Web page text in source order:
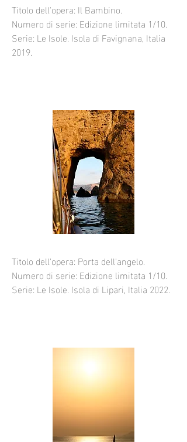
Titolo dell'opera: Il Bambino.
Numero di serie: Edizione limitata 1/10.
Serie: Le Isole. Isola di Favignana, Italia
2019.
Titolo dell'opera: Porta dell'angelo.
Numero di serie: Edizione limitata 1/10.
Serie: Le Isole. Isola di Lipari, Italia 2022.